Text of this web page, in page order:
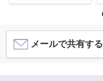
メールで共有する